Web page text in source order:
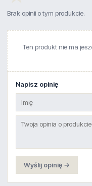
Brak opinii o tym produkcie.
Ten produkt nie ma
Napisz opinię
Wyślij opinię →